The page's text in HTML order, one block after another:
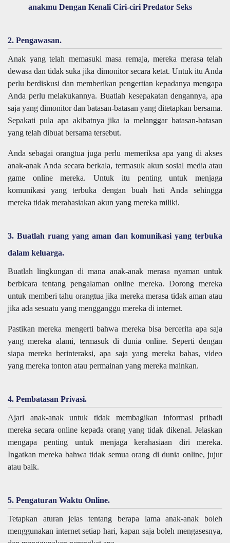
anakmu Dengan Kenali Ciri-ciri Predator Seks
2. Pengawasan.
Anak yang telah memasuki masa remaja, mereka merasa telah
dewasa dan tidak suka jika dimonitor secara ketat. Untuk itu Anda
perlu berdiskusi dan memberikan pengertian kepadanya mengapa
Anda perlu melakukannya. Buatlah kesepakatan dengannya, apa
saja yang dimonitor dan batasan-batasan yang ditetapkan bersama.
Sepakati pula apa akibatnya jika ia melanggar batasan-batasan
yang telah dibuat bersama tersebut.
Anda sebagai orangtua juga perlu memeriksa apa yang di akses
anak-anak Anda secara berkala, termasuk akun sosial media atau
game online mereka. Untuk itu penting untuk menjaga
komunikasi yang terbuka dengan buah hati Anda sehingga
mereka tidak merahasiakan akun yang mereka miliki.
3. Buatlah ruang yang aman dan komunikasi yang terbuka
dalam keluarga.
Buatlah lingkungan di mana anak-anak merasa nyaman untuk
berbicara tentang pengalaman online mereka. Dorong mereka
untuk memberi tahu orangtua jika mereka merasa tidak aman atau
jika ada sesuatu yang mengganggu mereka di internet.
Pastikan mereka mengerti bahwa mereka bisa bercerita apa saja
yang mereka alami, termasuk di dunia online. Seperti dengan
siapa mereka berinteraksi, apa saja yang mereka bahas, video
yang mereka tonton atau permainan yang mereka mainkan.
4. Pembatasan Privasi.
Ajari anak-anak untuk tidak membagikan informasi pribadi
mereka secara online kepada orang yang tidak dikenal. Jelaskan
mengapa penting untuk menjaga kerahasiaan diri mereka.
Ingatkan mereka bahwa tidak semua orang di dunia online, jujur
atau baik.
5. Pengaturan Waktu Online.
Tetapkan aturan jelas tentang berapa lama anak-anak boleh
menggunakan internet setiap hari, kapan saja boleh mengasesnya,